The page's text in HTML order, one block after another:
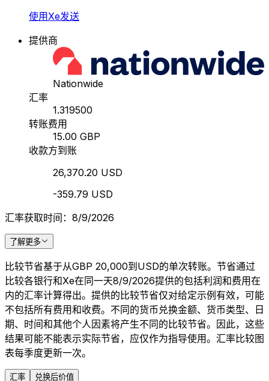
使用Xe发送
提供商
Nationwide
汇率
1.319500
转账费用
15.00 GBP
收款方到账
26,370.20 USD
-359.79 USD
汇率获取时间：8/9/2026
了解更多
比较节省基于从GBP 20,000到USD的单次转账。节省通过
比较各银行和Xe在同一天8/9/2026提供的包括利润和费用在
内的汇率计算得出。提供的比较节省仅对给定示例有效，可能
不包括所有费用和收费。不同的货币兑换金额、货币类型、日
期、时间和其他个人因素将产生不同的比较节省。因此，这些
结果可能不能表示实际节省，应仅作为指导使用。汇率比较图
表每季度更新一次。
汇率 兑换后价值